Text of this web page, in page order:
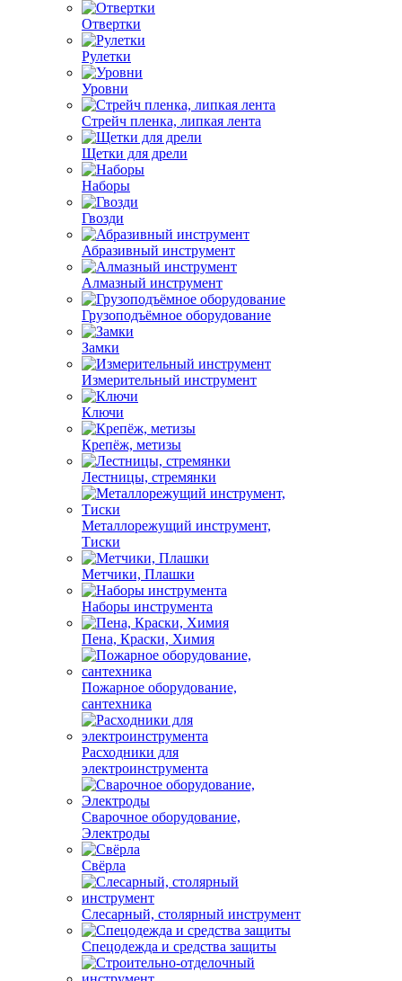
Отвертки
Рулетки
Уровни
Стрейч пленка, липкая лента
Щетки для дрели
Наборы
Гвозди
Абразивный инструмент
Алмазный инструмент
Грузоподъёмное оборудование
Замки
Измерительный инструмент
Ключи
Крепёж, метизы
Лестницы, стремянки
Металлорежущий инструмент,
Тиски
Метчики, Плашки
Наборы инструмента
Пена, Краски, Химия
Пожарное оборудование,
сантехника
Расходники для
электроинструмента
Сварочное оборудование,
Электроды
Свёрла
Слесарный, столярный инструмент
Спецодежда и средства защиты